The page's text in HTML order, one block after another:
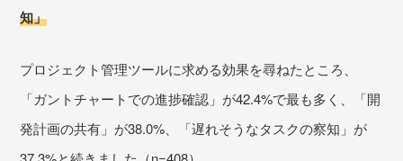
知」
プロジェクト管理ツールに求める効果を尋ねたところ、
「ガントチャートでの進捗確認」が42.4%で最も多く、「開
発計画の共有」が38.0%、「遅れそうなタスクの察知」が